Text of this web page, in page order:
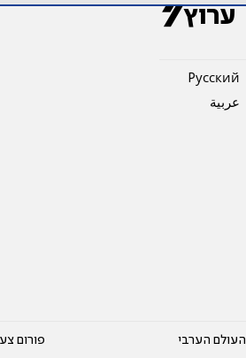
Pусский
عربية
העולם הערבי
פורום